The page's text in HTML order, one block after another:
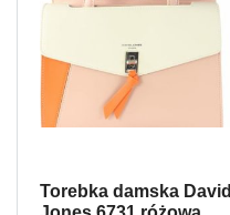
Torebka damska David